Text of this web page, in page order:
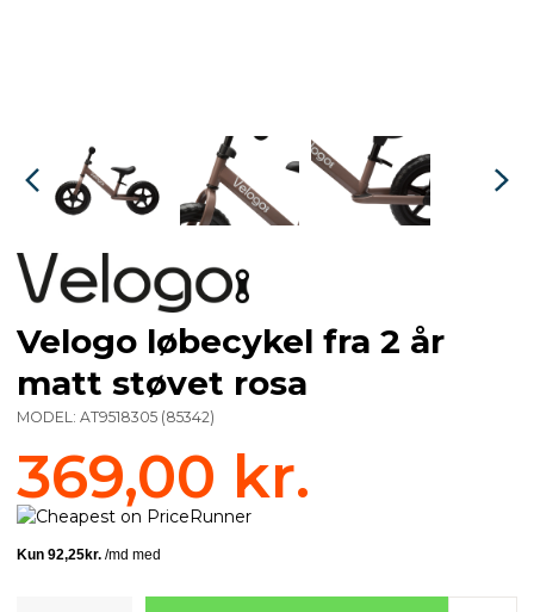
Velogo løbecykel fra 2 år
matt støvet rosa
MODEL: AT9518305 (85342)
369,00 kr.